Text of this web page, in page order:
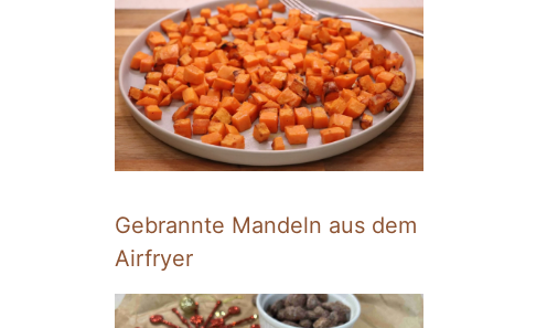
Gebrannte Mandeln aus dem
Airfryer